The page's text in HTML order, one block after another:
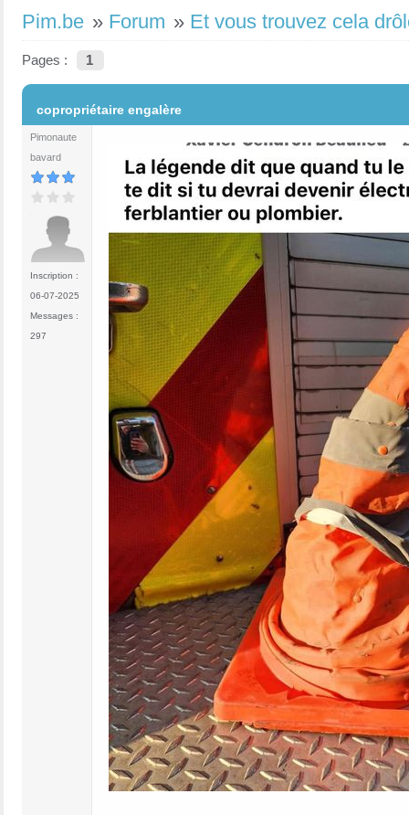
Pim.be » Forum » Et vous trouvez cela
Pages : 1
copropriétaire engalère
Pimonaute
bavard
Inscription :
06-07-2025
Messages :
297